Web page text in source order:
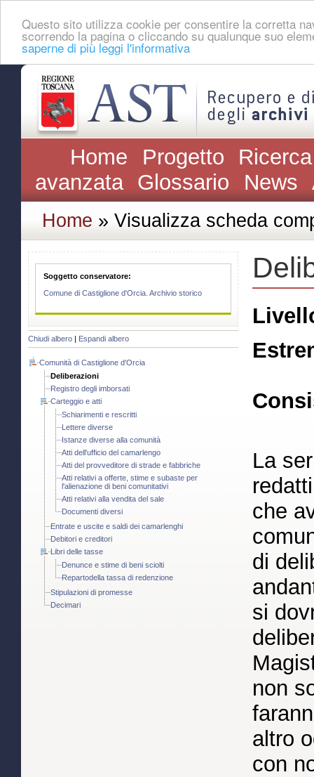
Questo sito utilizza cookie per consentire la corretta
scorrendo la pagina o cliccando su qualunque suo
saperne di più leggi l'informativa
Home Progetto
avanzata Glossario News
Home » Visualizza scheda
Soggetto conservatore:
Comune di Castiglione d'Orcia. Archivio storico
Chiudi albero Espandi albero
Comunità di Castiglione d'Orcia
Deliberazioni
Registro degli imborsati
Carteggio e atti
Schiarimenti e rescritti
Lettere diverse
Istanze diverse alla comunità
Atti dell'ufficio del camarlengo
Atti del provveditore di strade e fabbriche
Atti relativi a offerte, stime e subaste per
l'alienazione di beni comunitativi
Atti relativi alla vendita del sale
Documenti diversi
Entrate e uscite e saldi dei camarlenghi
Debitori e creditori
Libri delle tasse
Denunce e stime di beni sciolti
Repartodella tassa di redenzione
Stipulazioni di promesse
Decimari
La
che
di
si
non
altro
con